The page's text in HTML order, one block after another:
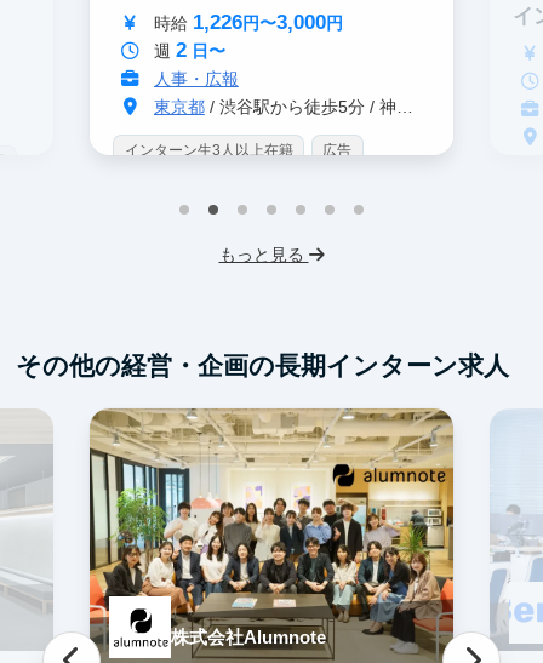
時給 1,226円〜3,000円
週 2日〜
人事・広報
東京都/ 渋谷駅から徒歩5分 / 神泉駅から徒歩3分
インターン生3人以上在籍 広告
フレックス勤務 服装髪型自由
イ
もっと見る
その他の経営・企画の長期インターン求人
株式会社Alumnote